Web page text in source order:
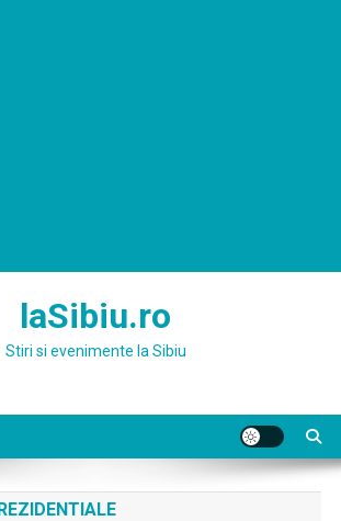
laSibiu.ro
Stiri si evenimente la Sibiu